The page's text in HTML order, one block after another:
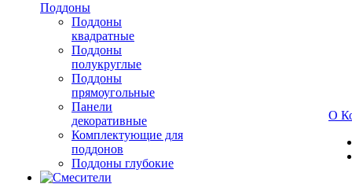
Поддоны
Поддоны
квадратные
Поддоны
полукруглые
Поддоны
прямоугольные
Панели
декоративные
Комплектующие для
поддонов
Поддоны глубокие
О